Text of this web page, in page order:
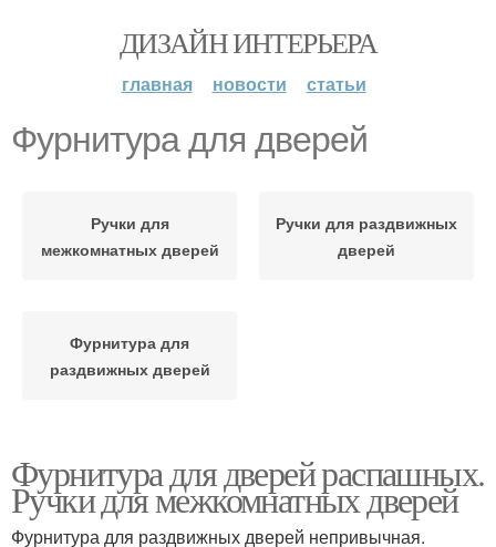
ДИЗАЙН ИНТЕРЬЕРА
главная новости статьи
Фурнитура для дверей
Ручки для
межкомнатных дверей
Ручки для раздвижных
дверей
Фурнитура для
раздвижных дверей
Фурнитура для дверей распашных.
Ручки для межкомнатных дверей
Фурнитура для раздвижных дверей непривычная.